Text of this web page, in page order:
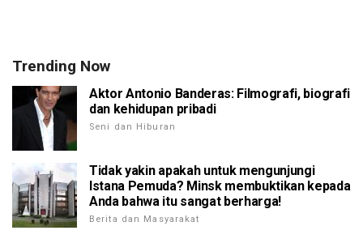
Trending Now
Aktor Antonio Banderas: Filmografi, biografi
dan kehidupan pribadi
Seni dan Hiburan
Tidak yakin apakah untuk mengunjungi
Istana Pemuda? Minsk membuktikan kepada
Anda bahwa itu sangat berharga!
Berita dan Masyarakat